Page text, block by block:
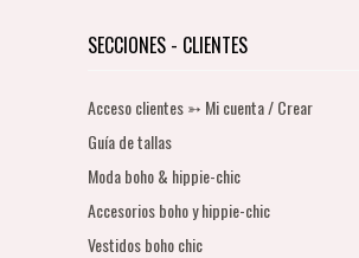
SECCIONES - CLIENTES
Acceso clientes ➳ Mi cuenta / Crear
Guía de tallas
Moda boho & hippie-chic
Accesorios boho y hippie-chic
Vestidos boho chic